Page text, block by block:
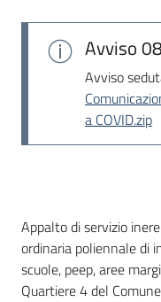
Seguici
Avviso
Avviso
a COVID.zip
Dati del bando
Appalto di servizio
ordinaria poliennale di
scuole, peep, aree
Quartiere 4 del